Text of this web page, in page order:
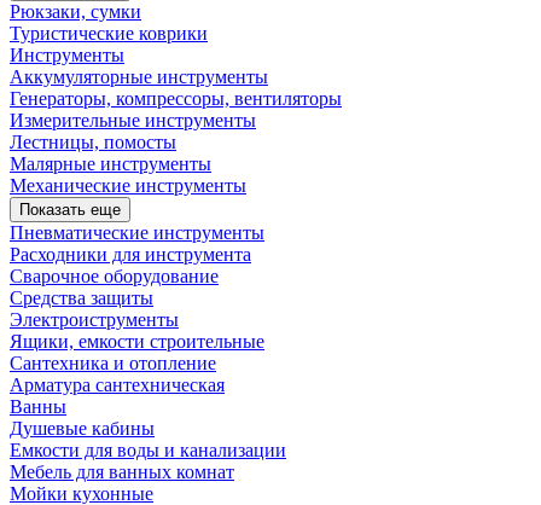
Рюкзаки, сумки
Туристические коврики
Инструменты
Аккумуляторные инструменты
Генераторы, компрессоры, вентиляторы
Измерительные инструменты
Лестницы, помосты
Малярные инструменты
Механические инструменты
Показать еще
Пневматические инструменты
Расходники для инструмента
Сварочное оборудование
Средства защиты
Электроиструменты
Ящики, емкости строительные
Сантехника и отопление
Арматура сантехническая
Ванны
Душевые кабины
Емкости для воды и канализации
Мебель для ванных комнат
Мойки кухонные